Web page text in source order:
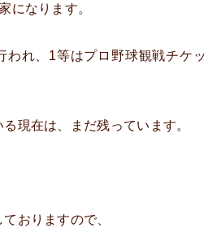
になります。
われ、1等はプロ野球観戦チケッ
現在は、まだ残っています。
おりますので、